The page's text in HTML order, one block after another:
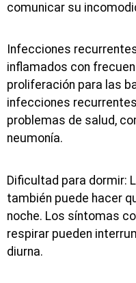
comunicar su
Infecciones
inflamados con
proliferación para las
infecciones
problemas de salud,
neumonía.
Dificultad para dormir:
también puede hacer
noche. Los síntomas
respirar pueden
diurna.